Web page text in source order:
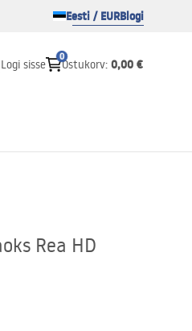
Eesti / EURBlogi
Logi sisse
0
Ostukorv: 0,00 €
Rea HD